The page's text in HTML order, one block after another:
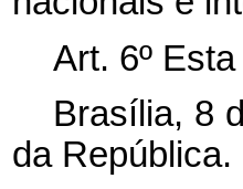
Art. 6º
Brasília, 8
da República.